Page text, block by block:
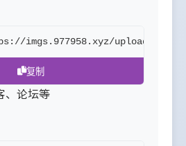
imgs.977958.xyz/upload/2026/
复制
、论坛等